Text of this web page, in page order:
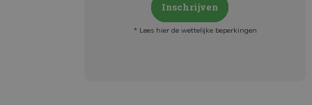
Inschrijven
* Lees hier de wettelijke beperkingen